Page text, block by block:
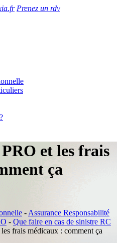
Prenez un rdv
et les frais
ça
- Assurance Responsabilité
- Que faire en cas de sinistre RC
frais médicaux : comment ça